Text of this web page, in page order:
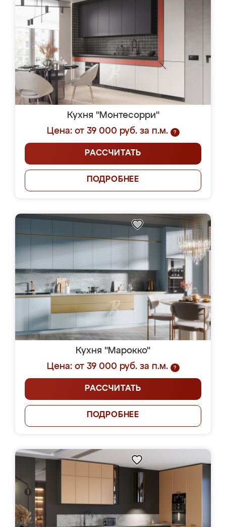
Кухня "Монтесорри"
Цена: от 39 000 руб. за п.м.
?
РАССЧИТАТЬ
ПОДРОБНЕЕ
Кухня "Марокко"
Цена: от 39 000 руб. за п.м.
?
РАССЧИТАТЬ
ПОДРОБНЕЕ